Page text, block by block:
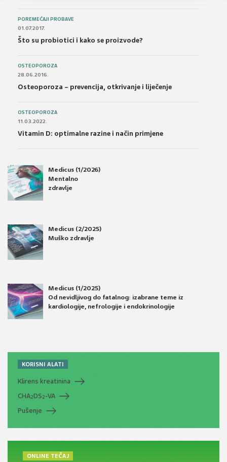
POREMEĆAJI PROBAVE
01.07.2017.
Što su probiotici i kako se proizvode?
OSTEOPOROZA
28.06.2016.
Osteoporoza – prevencija, otkrivanje i liječenje
OSTEOPOROZA
11.03.2022.
Vitamin D: optimalne razine i način primjene
Medicus (1/2026)
Mentalno
zdravlje
Medicus (2/2025)
Muško zdravlje
Medicus (1/2025)
Od nevidljivog do fatalnog: izabrane teme iz
kardiologije, nefrologije i endokrinologije
KORISNI ALATI
Klirens kreatinina
CHA2DS2-VA
Pušenje
ONLINE TEČAJ